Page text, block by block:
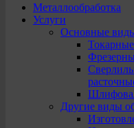
Металлообработка
Услуги
Основные
Другие виды